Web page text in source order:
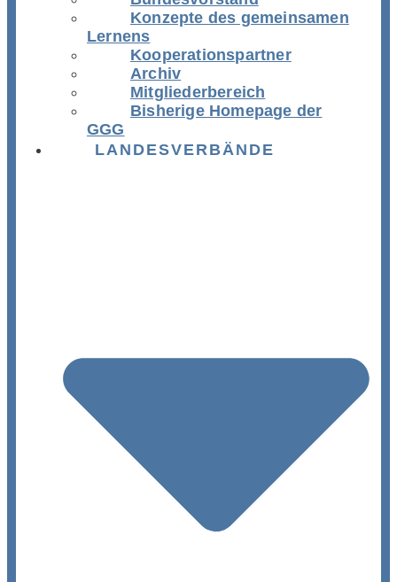
Konzepte des gemeinsamen
Lernens
Kooperationspartner
Archiv
Mitgliederbereich
Bisherige Homepage der
GGG
LANDESVERBÄNDE